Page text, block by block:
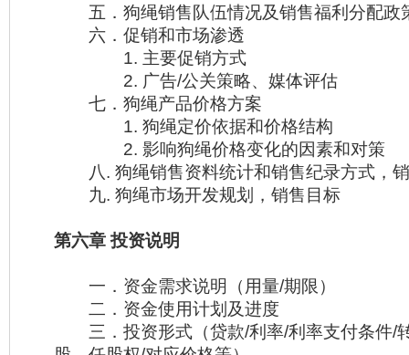
五．狗绳销售队伍情况及销售福利分配政
六．促销和市场渗透
1. 主要促销方式
2. 广告/公关策略、媒体评估
七．狗绳产品价格方案
1. 狗绳定价依据和价格结构
2. 影响狗绳价格变化的因素和对策
八. 狗绳销售资料统计和销售纪录方式，
九. 狗绳市场开发规划，销售目标
第六章 投资说明
一．资金需求说明（用量/期限）
二．资金使用计划及进度
三．投资形式（贷款/利率/利率支付条件/